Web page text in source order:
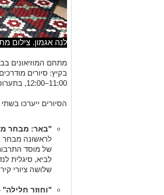
לנה אגמון. צילום
מתחם המוזיאונים
בקיץ: סיורים
11:00–12:00, בתערוכות המובילות של העיר.
הסיורים ייערכו
"באר: מבחר
לראשונה מבחר
של מוסד
לביא, סיגלית
שלושה ציורי
"וחוזר חלילה"